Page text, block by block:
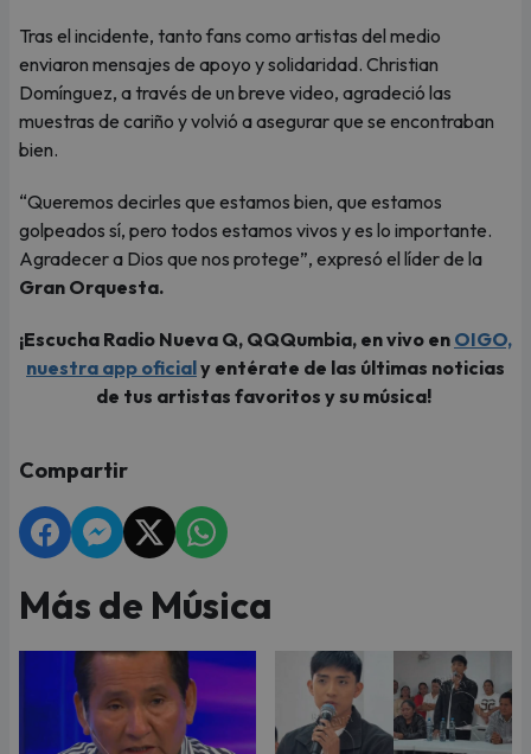
Tras el incidente, tanto fans como artistas del medio
enviaron mensajes de apoyo y solidaridad. Christian
Domínguez, a través de un breve video, agradeció las
muestras de cariño y volvió a asegurar que se encontraban
bien.
“Queremos decirles que estamos bien, que estamos
golpeados sí, pero todos estamos vivos y es lo importante.
Agradecer a Dios que nos protege”, expresó el líder de la
Gran Orquesta.
¡Escucha Radio Nueva Q, QQQumbia, en vivo en OIGO,
nuestra app oficialy entérate de las últimas noticias
de tus artistas favoritos y su música!
Compartir
Más de Música